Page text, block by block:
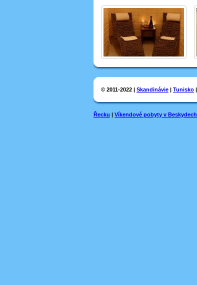
© 2011-2022 | Skandinávie Tunisko
Řecku Víkendové pobyty v Beskydech